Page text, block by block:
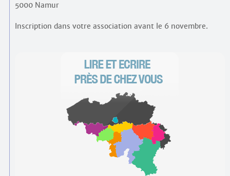
5000 Namur
Inscription dans votre association avant le 6 novembre.